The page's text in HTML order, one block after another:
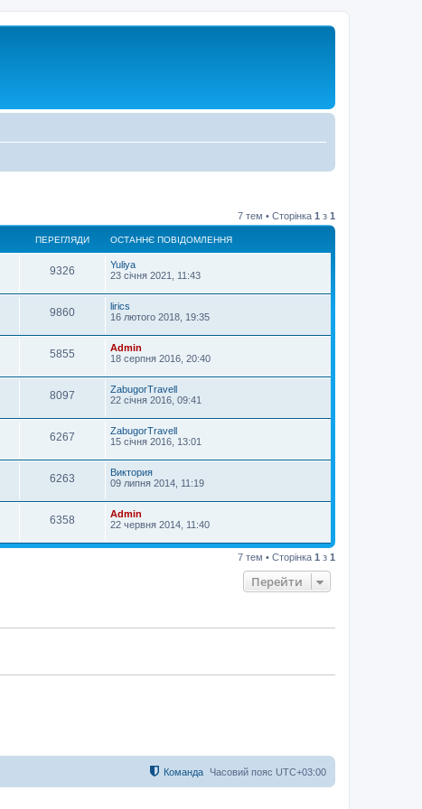
7 тем • Сторінка 1 з 1
ПЕРЕГЛЯДИ ОСТАННЄ ПОВІДОМЛЕННЯ
9326
Yuliya
23 січня 2021, 11:43
9860
lirics
16 лютого 2018, 19:35
5855
Admin
18 серпня 2016, 20:40
8097
ZabugorTravell
22 січня 2016, 09:41
6267
ZabugorTravell
15 січня 2016, 13:01
6263
Виктория
09 липня 2014, 11:19
6358
Admin
22 червня 2014, 11:40
7 тем • Сторінка 1 з 1
Перейти
Часовий пояс UTC+03:00
Команда